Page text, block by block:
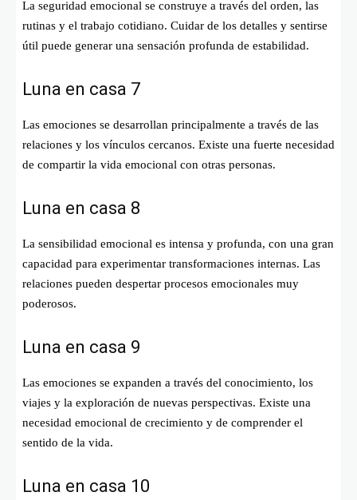
La seguridad emocional se construye a través del orden, las
rutinas y el trabajo cotidiano. Cuidar de los detalles y sentirse
útil puede generar una sensación profunda de estabilidad.
Luna en casa 7
Las emociones se desarrollan principalmente a través de las
relaciones y los vínculos cercanos. Existe una fuerte necesidad
de compartir la vida emocional con otras personas.
Luna en casa 8
La sensibilidad emocional es intensa y profunda, con una gran
capacidad para experimentar transformaciones internas. Las
relaciones pueden despertar procesos emocionales muy
poderosos.
Luna en casa 9
Las emociones se expanden a través del conocimiento, los
viajes y la exploración de nuevas perspectivas. Existe una
necesidad emocional de crecimiento y de comprender el
sentido de la vida.
Luna en casa 10